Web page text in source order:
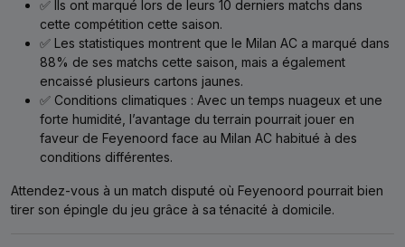
✅ Ils ont marqué lors de leurs 10 derniers matchs dans
cette compétition cette saison.
✅ Les statistiques montrent que le Milan AC a marqué dans
88% de ses matchs cette saison, mais a également
encaissé plusieurs cartons jaunes.
✅ Conditions climatiques : Avec un temps nuageux et une
forte humidité, l’avantage du terrain pourrait jouer en
faveur de Feyenoord face au Milan AC habitué à des
conditions différentes.
Attendez-vous à un match disputé où Feyenoord pourrait bien
tirer son épingle du jeu grâce à sa ténacité à domicile.